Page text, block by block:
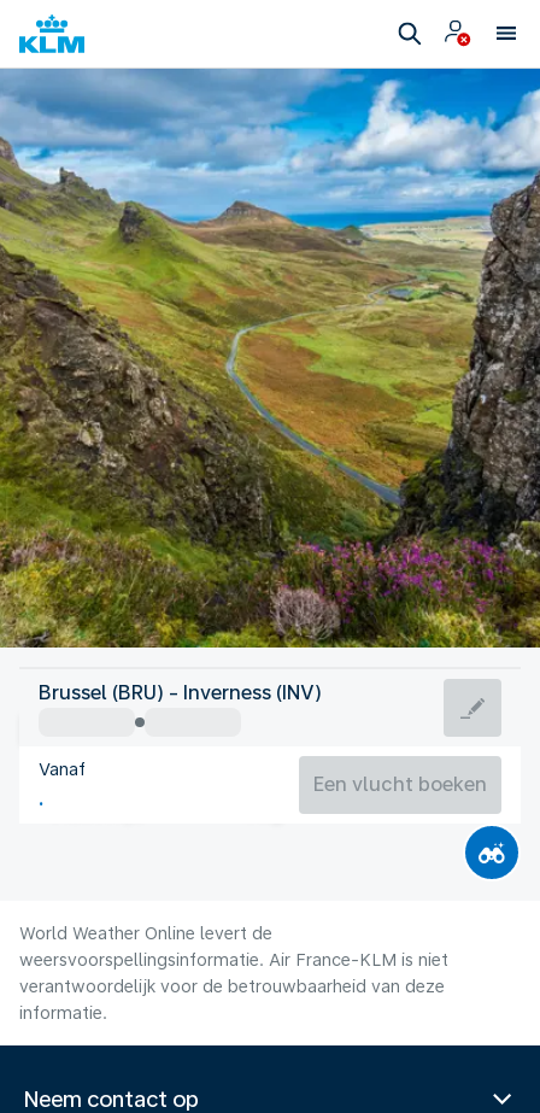
Verenigd Koninkrijk
Inverness
Verenigd Koninkrijk
Brussel (BRU) - Inverness (INV)
Vanaf
Een vlucht boeken
World Weather Online levert de
weersvoorspellingsinformatie. Air France-KLM is niet
verantwoordelijk voor de betrouwbaarheid van deze
informatie.
Neem contact op